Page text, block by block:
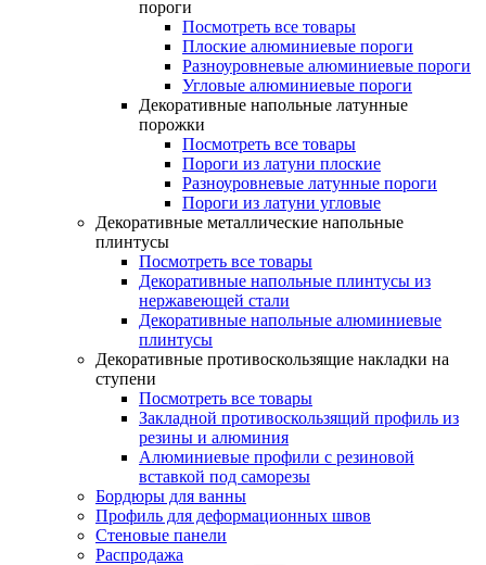
пороги
Посмотреть все товары
Плоские алюминиевые пороги
Разноуровневые алюминиевые пороги
Угловые алюминиевые пороги
Декоративные напольные латунные
порожки
Посмотреть все товары
Пороги из латуни плоские
Разноуровневые латунные пороги
Пороги из латуни угловые
Декоративные металлические напольные
плинтусы
Посмотреть все товары
Декоративные напольные плинтусы из
нержавеющей стали
Декоративные напольные алюминиевые
плинтусы
Декоративные противоскользящие накладки на
ступени
Посмотреть все товары
Закладной противоскользящий профиль из
резины и алюминия
Алюминиевые профили с резиновой
вставкой под саморезы
Бордюры для ванны
Профиль для деформационных швов
Стеновые панели
Распродажа